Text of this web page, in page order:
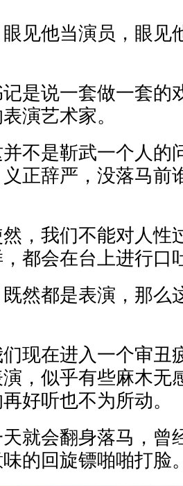
见他当演员，眼见
是说一套做一套的
演艺术家。
不是靳武一个人的
正辞严，没落马前
，我们不能对人性
都会在台上进行口
然都是表演，那么
现在进入一个审丑
，似乎有些麻木无
好听也不为所动。
就会翻身落马，曾
的回旋镖啪啪打脸